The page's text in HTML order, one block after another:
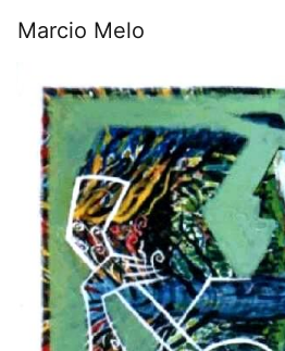
au
principal
Main
navigation
Marcio Melo